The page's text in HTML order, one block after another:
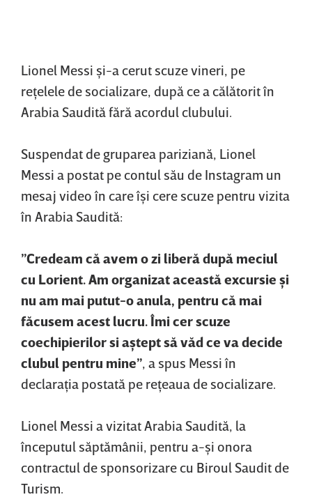
Lionel Messi şi-a cerut scuze vineri, pe
reţelele de socializare, după ce a călătorit în
Arabia Saudită fără acordul clubului.
Suspendat de gruparea pariziană, Lionel
Messi a postat pe contul său de Instagram un
mesaj video în care îşi cere scuze pentru vizita
în Arabia Saudită:
”Credeam că avem o zi liberă după meciul
cu Lorient. Am organizat această excursie şi
nu am mai putut-o anula, pentru că mai
făcusem acest lucru. Îmi cer scuze
coechipierilor si aştept să văd ce va decide
clubul pentru mine” , a spus Messi în
declaraţia postată pe reţeaua de socializare.
Lionel Messi a vizitat Arabia Saudită, la
începutul săptămânii, pentru a-şi onora
contractul de sponsorizare cu Biroul Saudit de
Turism.